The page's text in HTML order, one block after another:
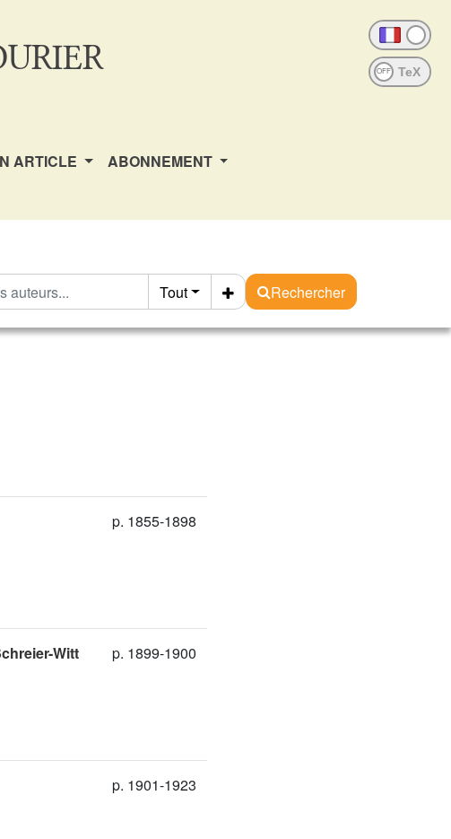
OFF
ARTICLE ABONNEMENT
Tout
Rechercher
p. 1855-1898
Witt
p. 1899-1900
p. 1901-1923